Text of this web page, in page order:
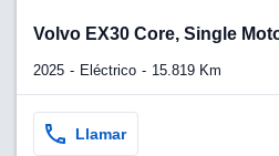
servicios.
socios
Volvo EX30 Core, Single
2025 Eléctrico 15.819 Km
Llamar